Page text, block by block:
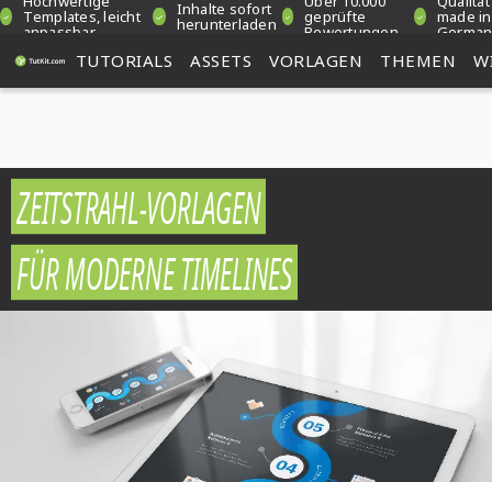
Templates, leicht
anpassbar
Inhalte sofort
herunterladen geprüfte
Bewertungen
made in
TUTORIALS ASSETS VORLAGEN THEMEN
ZEITSTRAHL-VORLAGEN
FÜR MODERNE TIMELINES